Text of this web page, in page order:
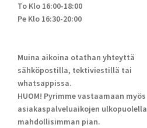
To Klo 16:00-18:00
Pe Klo 16:30-20:00
Muina aikoina otathan yhteyttä
sähköpostilla, tektiviestillä tai
whatsappissa.
HUOM! Pyrimme vastaamaan myös
asiakaspalveluaikojen ulkopuolella
mahdollisimman pian.